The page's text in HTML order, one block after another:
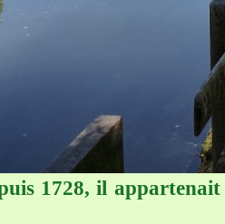
1728, il